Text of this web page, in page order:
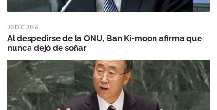
30 DIC 2016
Al despedirse de la ONU, Ban Ki-moon afirma que
nunca dejó de soñar